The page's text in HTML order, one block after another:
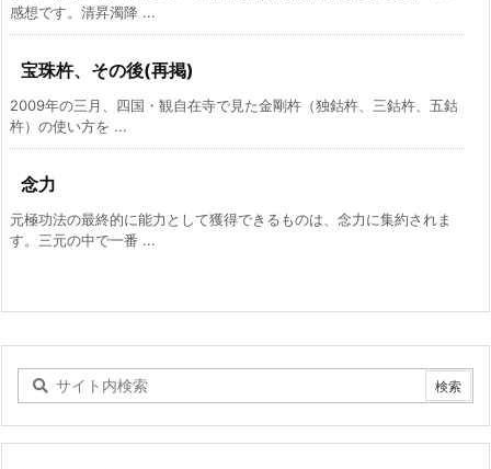
感想です。清昇濁降 ...
宝珠杵、その後(再掲)
2009年の三月、四国・観自在寺で見た金剛杵（独鈷杵、三鈷杵、五鈷
杵）の使い方を ...
念力
元極功法の最終的に能力として獲得できるものは、念力に集約されま
す。三元の中で一番 ...